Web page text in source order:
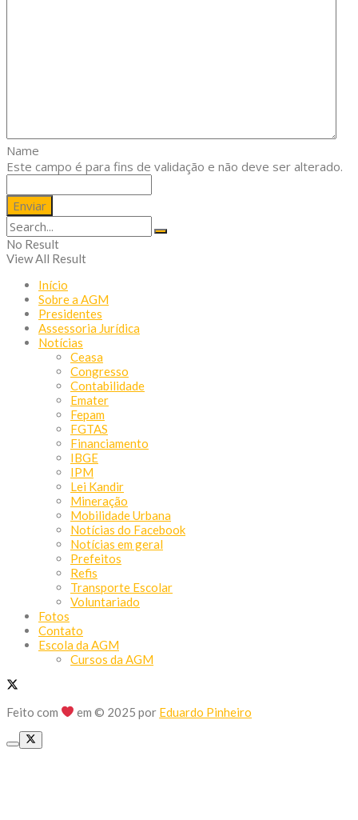
Name
Este campo é para fins de validação e não deve ser alterado.
No Result
View All Result
Início
Sobre a AGM
Presidentes
Assessoria Jurídica
Notícias
Ceasa
Congresso
Contabilidade
Emater
Fepam
FGTAS
Financiamento
IBGE
IPM
Lei Kandir
Mineração
Mobilidade Urbana
Notícias do Facebook
Notícias em geral
Prefeitos
Refis
Transporte Escolar
Voluntariado
Fotos
Contato
Escola da AGM
Cursos da AGM
Feito com em © 2025 por Eduardo Pinheiro